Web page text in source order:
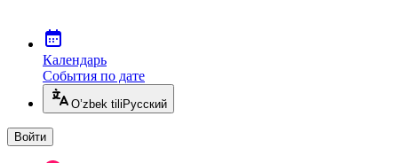
Календарь
События по дате
O’zbek tili Русский
Войти